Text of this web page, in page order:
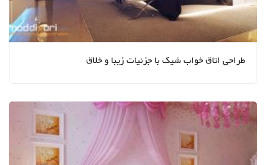
طراحی اتاق خواب شیک با جزئیات زیبا و خلاق